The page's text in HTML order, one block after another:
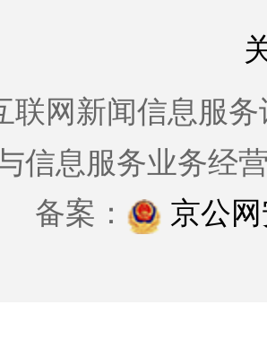
联网新闻信息服务
信息服务业务经
备案：
京公网